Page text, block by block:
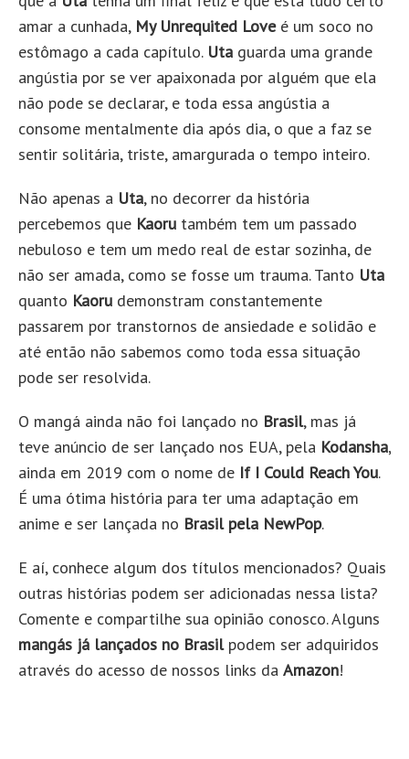
amar a cunhada, My Unrequited Loveé um soco no
estômago a cada capítulo. Uta guarda uma grande
angústia por se ver apaixonada por alguém que ela
não pode se declarar, e toda essa angústia a
consome mentalmente dia após dia, o que a faz se
sentir solitária, triste, amargurada o tempo inteiro.
Não apenas a Uta, no decorrer da história
percebemos que Kaoru também tem um passado
nebuloso e tem um medo real de estar sozinha, de
não ser amada, como se fosse um trauma. Tanto Uta
quanto Kaoru demonstram constantemente
passarem por transtornos de ansiedade e solidão e
até então não sabemos como toda essa situação
pode ser resolvida.
O mangá ainda não foi lançado no Brasil, mas já
teve anúncio de ser lançado nos EUA, pela Kodansha,
ainda em 2019 com o nome de If I Could Reach You.
É uma ótima história para ter uma adaptação em
anime e ser lançada no Brasil pela NewPop.
E aí, conhece algum dos títulos mencionados? Quais
outras histórias podem ser adicionadas nessa lista?
Comente e compartilhe sua opinião conosco. Alguns
mangás já lançados no Brasilpodem ser adquiridos
através do acesso de nossos links da Amazon!